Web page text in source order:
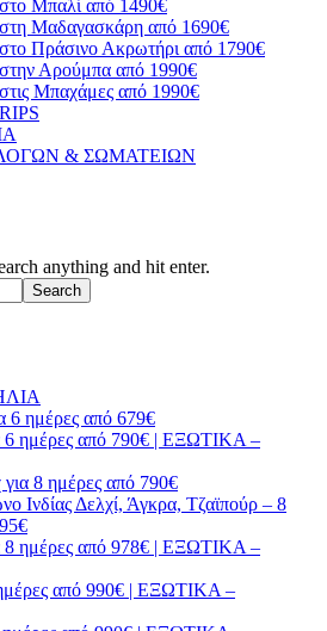
Μπαλί από 1490€
Μαδαγασκάρη από 1690€
Πράσινο Ακρωτήρι από 1790€
Αρούμπα από 1990€
Μπαχάμες από 1990€
& ΣΩΜΑΤΕΙΩΝ
anything and hit enter.
6 ημέρες από 679€
6 ημέρες από 790€ | ΕΞΩΤΙΚΑ –
8 ημέρες από 790€
Ινδίας Δελχί, Άγκρα, Τζαϊπούρ – 8
8 ημέρες από 978€ | ΕΞΩΤΙΚΑ –
από 990€ | ΕΞΩΤΙΚΑ –